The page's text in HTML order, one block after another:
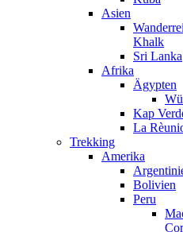
Asien
Khalk
Sri Lanka
Afrika
Ägypten
Kap
La
Trekking
Amerika
Bolivien
Peru